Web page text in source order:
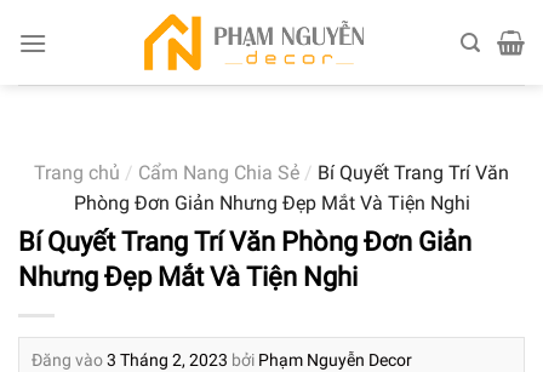
Trang chủ / Cẩm Nang Chia Sẻ / Bí Quyết Trang Trí Văn
Phòng Đơn Giản Nhưng Đẹp Mắt Và Tiện Nghi
Bí Quyết Trang Trí Văn Phòng Đơn Giản
Nhưng Đẹp Mắt Và Tiện Nghi
Đăng vào3 Tháng 2, 2023 bởi Phạm Nguyễn Decor